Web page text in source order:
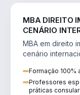
MBA DIREITO
CENÁRIO
MBA em direito
cenário
Formação 100%
Professores
práticas